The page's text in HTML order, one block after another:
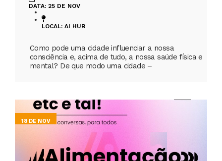
DATA: 25 DE NOV
LOCAL: AI HUB
Como pode uma cidade influenciar a nossa
consciência e, acima de tudo, a nossa saúde física e
mental? De que modo uma cidade –
18 DE NOV